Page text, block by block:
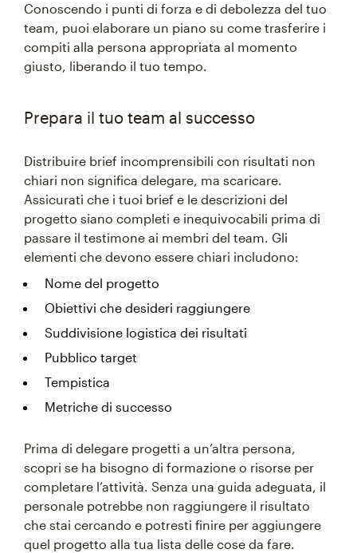
Conoscendo i punti di forza e di debolezza del tuo
team, puoi elaborare un piano su come trasferire i
compiti alla persona appropriata al momento
giusto, liberando il tuo tempo.
Prepara il tuo team al successo
Distribuire brief incomprensibili con risultati non
chiari non significa delegare, ma scaricare.
Assicurati che i tuoi brief e le descrizioni del
progetto siano completi e inequivocabili prima di
passare il testimone ai membri del team. Gli
elementi che devono essere chiari includono:
Nome del progetto
Obiettivi che desideri raggiungere
Suddivisione logistica dei risultati
Pubblico target
Tempistica
Metriche di successo
Prima di delegare progetti a un’altra persona,
scopri se ha bisogno di formazione o risorse per
completare l’attività. Senza una guida adeguata, il
personale potrebbe non raggiungere il risultato
che stai cercando e potresti finire per aggiungere
quel progetto alla tua lista delle cose da fare.